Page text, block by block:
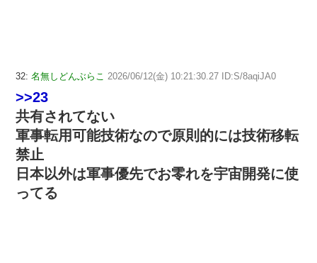
32: 名無しどんぶらこ 2026/06/12(金) 10:21:30.27 ID:S/8aqiJA0
>>23
共有されてない
軍事転用可能技術なので原則的には技術移転
禁止
日本以外は軍事優先でお零れを宇宙開発に使
ってる